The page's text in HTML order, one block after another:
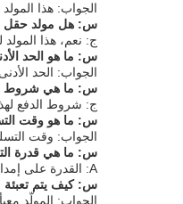
الجواب: هذا
س: هل مولد حقل
ج: نعم، هذا المولد
س: ما هو الحد
الجواب: الحد
س: ما هي شروط
ج: شروط الدفع
س: ما هو وقت
الجواب: وقت
س: ما هي قدرة
A: القدرة على إمداد هذا المولد هي
س: كيف يتم تعبئة
الجواب: المولّد